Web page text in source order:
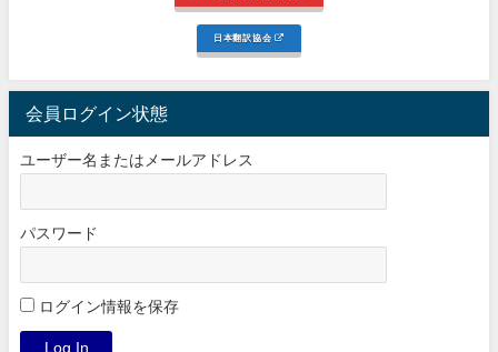
日本翻訳協会
会員ログイン状態
ユーザー名またはメールアドレス
パスワード
ログイン情報を保存